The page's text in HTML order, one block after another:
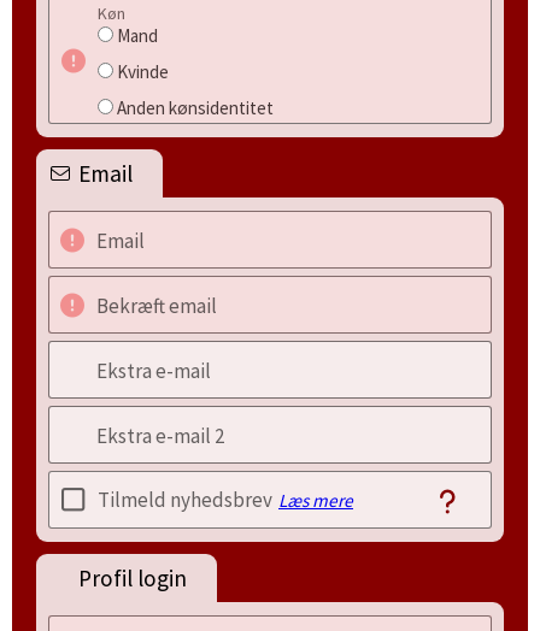
Køn
Mand
Kvinde
Anden kønsidentitet
Email
Email
Bekræft email
Ekstra e-mail
Ekstra e-mail 2
Tilmeld nyhedsbrev Læs mere
Profil login